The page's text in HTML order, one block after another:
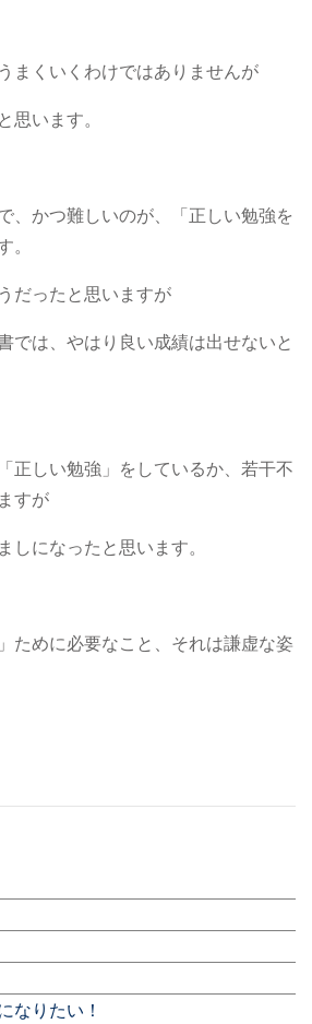
まくいくわけではありませんが
思います。
、かつ難しいのが、「正しい勉強を
。
だったと思いますが
では、やはり良い成績は出せないと
正しい勉強」をしているか、若干不
すが
しになったと思います。
ために必要なこと、それは謙虚な姿
なりたい！